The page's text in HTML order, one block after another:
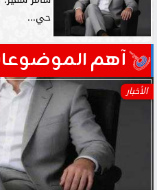
حي...
آهم
الأخبار